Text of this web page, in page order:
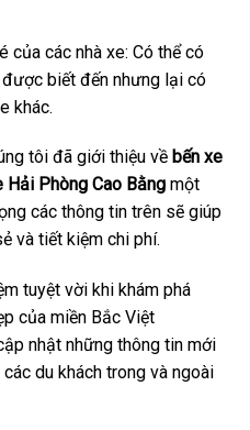
của các nhà xe: Có thể có
biết đến nhưng lại có
khác.
tôi đã giới thiệu về bến xe
Hải Phòng Cao Bằng một
các thông tin trên sẽ giúp
và tiết kiệm chi phí.
tuyệt vời khi khám phá
của miền Bắc Việt
nhật những thông tin mới
du khách trong và ngoài